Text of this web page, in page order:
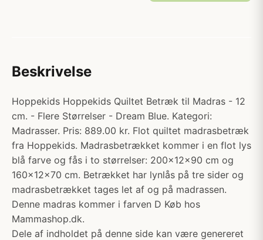
Beskrivelse
Hoppekids Hoppekids Quiltet Betræk til Madras - 12
cm. - Flere Størrelser - Dream Blue. Kategori:
Madrasser. Pris: 889.00 kr. Flot quiltet madrasbetræk
fra Hoppekids. Madrasbetrækket kommer i en flot lys
blå farve og fås i to størrelser: 200x12x90 cm og
160x12x70 cm. Betrækket har lynlås på tre sider og
madrasbetrækket tages let af og på madrassen.
Denne madras kommer i farven D Køb hos
Mammashop.dk.
Dele af indholdet på denne side kan være genereret